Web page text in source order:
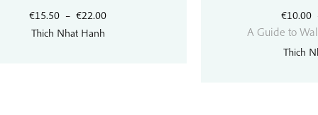
€15.50 – €22.00Plage
Thich Nhat Hanh
€10.00
A Guide to
Thich